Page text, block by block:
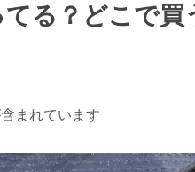
る？どこで買
まれています